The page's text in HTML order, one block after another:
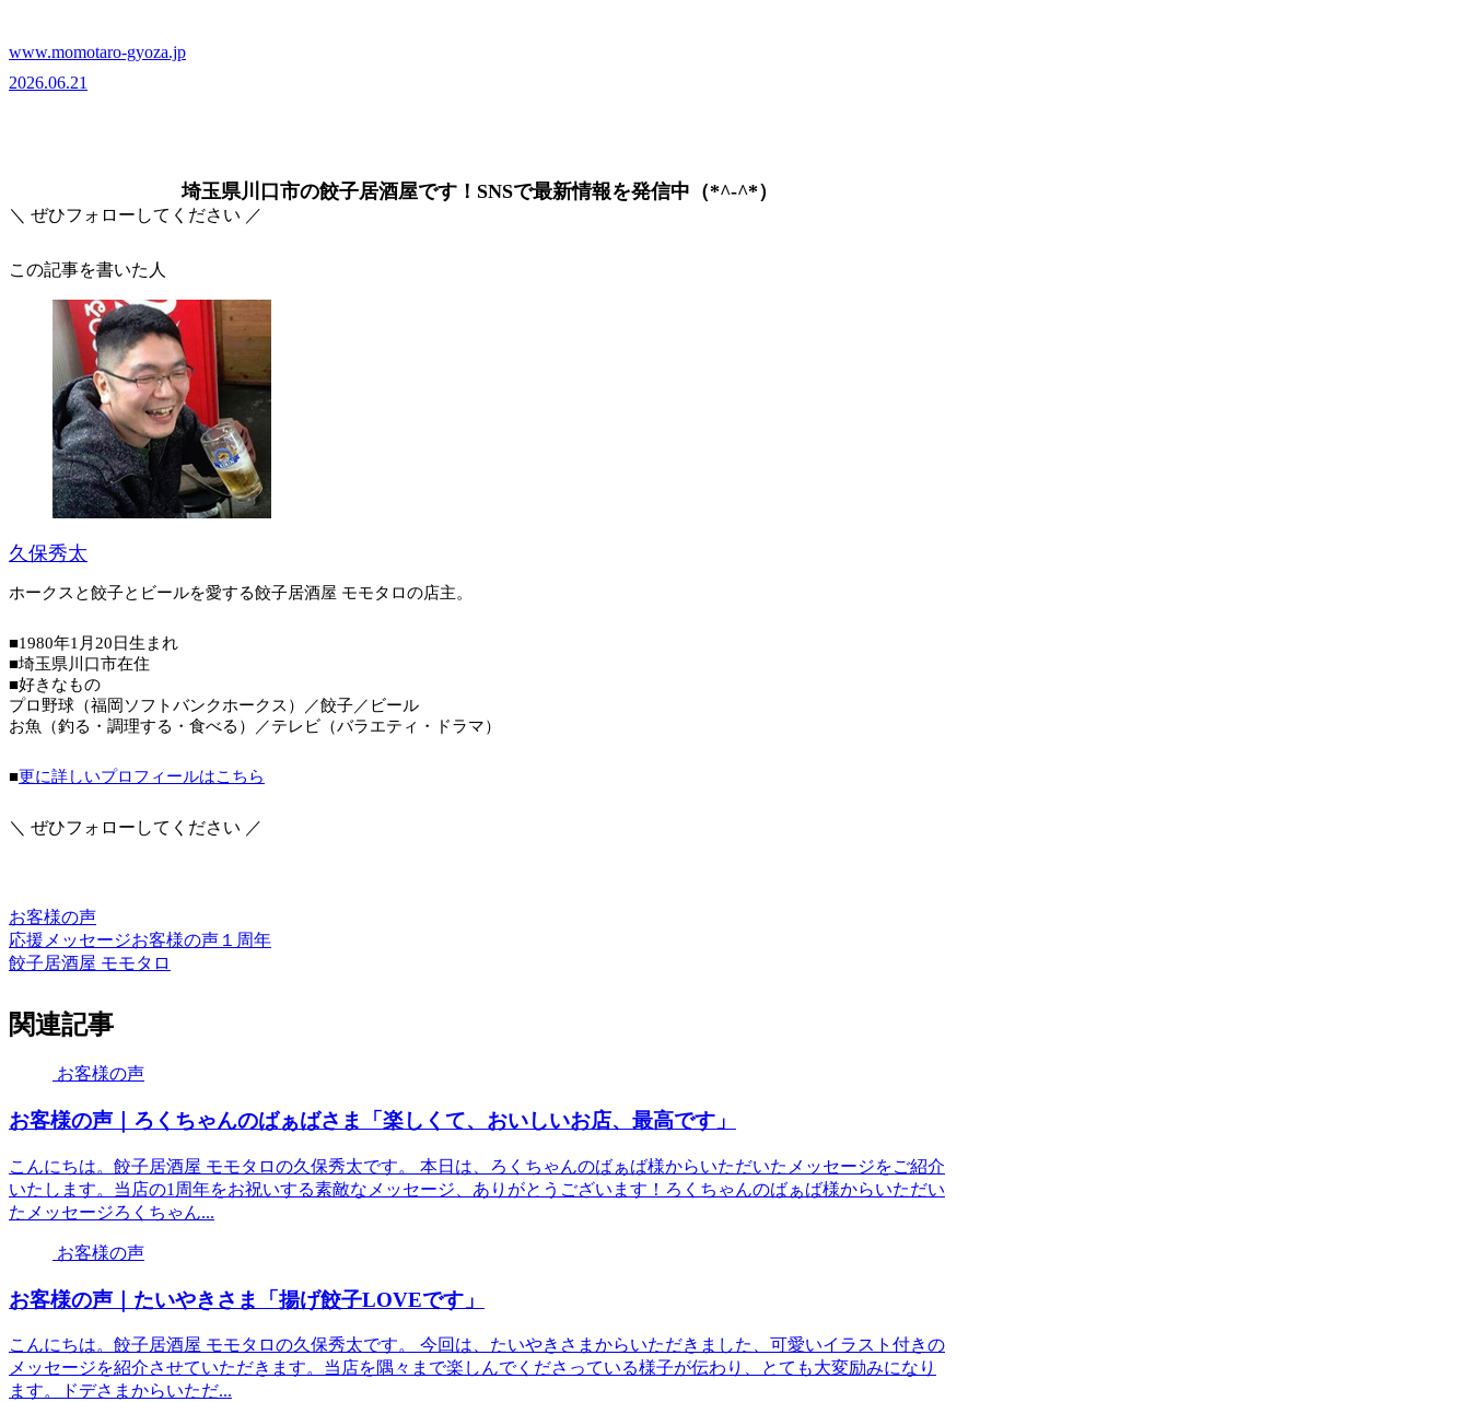
www.momotaro-gyoza.jp
2026.06.21
埼玉県川口市の餃子居酒屋です！SNSで最新情報を発信中（*^-^*）
＼ ぜひフォローしてください ／
この記事を書いた人
久保秀太
ホークスと餃子とビールを愛する餃子居酒屋 モモタロの店主。
■1980年1月20日生まれ
■埼玉県川口市在住
■好きなもの
プロ野球（福岡ソフトバンクホークス）／餃子／ビール
お魚（釣る・調理する・食べる）／テレビ（バラエティ・ドラマ）
■更に詳しいプロフィールはこちら
＼ ぜひフォローしてください ／
お客様の声
応援メッセージお客様の声 １周年
餃子居酒屋 モモタロ
関連記事
お客様の声
お客様の声｜ろくちゃんのばぁばさま「楽しくて、おいしいお店、最高です」
こんにちは。餃子居酒屋 モモタロの久保秀太です。 本日は、ろくちゃんのばぁば様からいただいたメッセージをご紹介
いたします。当店の1周年をお祝いする素敵なメッセージ、ありがとうございます！ろくちゃんのばぁば様からいただい
たメッセージろくちゃん...
お客様の声
お客様の声｜たいやきさま「揚げ餃子LOVEです」
こんにちは。餃子居酒屋 モモタロの久保秀太です。 今回は、たいやきさまからいただきました、可愛いイラスト付きの
メッセージを紹介させていただきます。当店を隅々まで楽しんでくださっている様子が伝わり、とても大変励みになり
ます。ドデさまからいただ...